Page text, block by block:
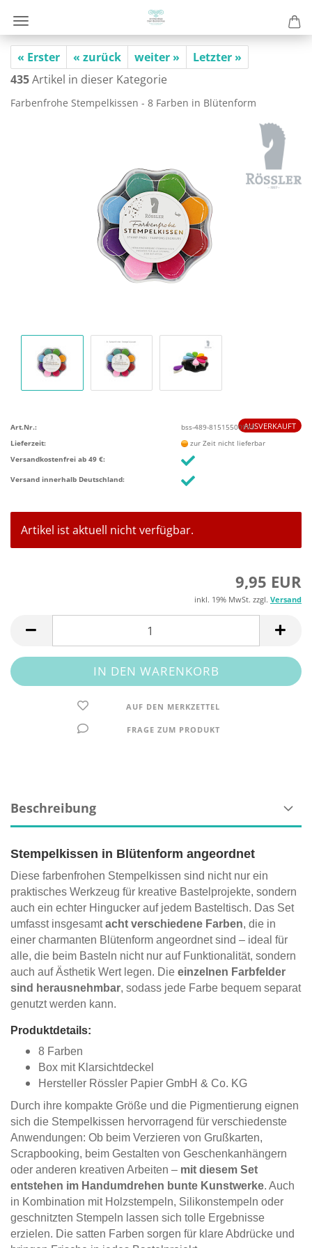
« Erster « zurück weiter »
Letzter »
435Artikel in dieser Kategorie
Far­ben­fro­he Stem­pel­kis­sen - 8 Far­ben in Blü­ten­form
AUSVERKAUFT
Art.Nr.:
bss-489-81515500999
Lieferzeit:
zur Zeit nicht lieferbar
Versandkostenfrei ab 49 €:
Versand innerhalb Deutschland:
Artikel ist aktuell nicht verfügbar.
9,95 EUR
inkl. 19% MwSt. zzgl. Versand
AUF DEN MERKZETTEL
FRAGE ZUM PRODUKT
Beschreibung
Stempelkissen in Blütenform angeordnet
Diese farbenfrohen Stempelkissen sind nicht nur ein
praktisches Werkzeug für kreative Bastelprojekte, sondern
auch ein echter Hingucker auf jedem Basteltisch. Das Set
umfasst insgesamtacht verschiedene Farben, die in
einer charmanten Blütenform angeordnet sind – ideal für
alle, die beim Basteln nicht nur auf Funktionalität, sondern
auch auf Ästhetik Wert legen. Die einzelnen Farbfelder
sind herausnehmbar, sodass jede Farbe bequem separat
genutzt werden kann.
Produktdetails:
8 Farben
Box mit Klarsichtdeckel
Hersteller Rössler Papier GmbH & Co. KG
Durch ihre kompakte Größe und die Pigmentierung eignen
sich die Stempelkissen hervorragend für verschiedenste
Anwendungen: Ob beim Verzieren von Grußkarten,
Scrapbooking, beim Gestalten von Geschenkanhängern
oder anderen kreativen Arbeiten – mit diesem Set
entstehen im Handumdrehen bunte Kunstwerke. Auch
in Kombination mit Holzstempeln, Silikonstempeln oder
geschnitzten Stempeln lassen sich tolle Ergebnisse
erzielen. Die satten Farben sorgen für klare Abdrücke und